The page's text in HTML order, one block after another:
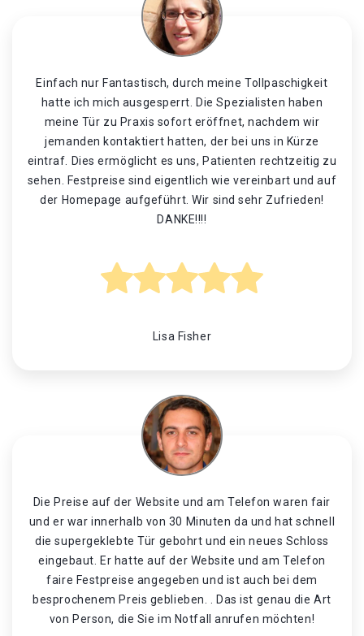
Einfach nur Fantastisch, durch meine Tollpaschigkeit
hatte ich mich ausgesperrt. Die Spezialisten haben
meine Tür zu Praxis sofort eröffnet, nachdem wir
jemanden kontaktiert hatten, der bei uns in Kürze
eintraf. Dies ermöglicht es uns, Patienten rechtzeitig zu
sehen. Festpreise sind eigentlich wie vereinbart und auf
der Homepage aufgeführt. Wir sind sehr Zufrieden!
DANKE!!!!
Lisa Fisher
Die Preise auf der Website und am Telefon waren fair
und er war innerhalb von 30 Minuten da und hat schnell
die supergeklebte Tür gebohrt und ein neues Schloss
eingebaut. Er hatte auf der Website und am Telefon
faire Festpreise angegeben und ist auch bei dem
besprochenem Preis geblieben. . Das ist genau die Art
von Person, die Sie im Notfall anrufen möchten!